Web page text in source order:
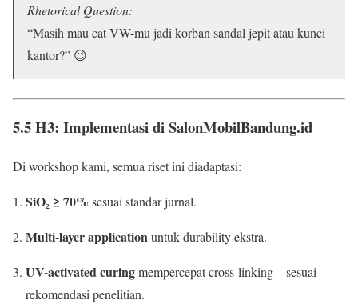
Rhetorical Question:
“Masih mau cat VW-mu jadi korban sandal jepit atau kunci
kantor?” 😉
5.5 H3: Implementasi di SalonMobilBandung.id
Di workshop kami, semua riset ini diadaptasi:
SiO₂ ≥ 70% sesuai standar jurnal.
Multi-layer applicationuntuk durability ekstra.
UV-activated curingmempercepat cross-linking—sesuai
rekomendasi penelitian.